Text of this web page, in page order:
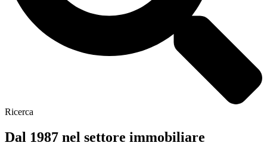
Ricerca
Dal 1987 nel settore immobiliare